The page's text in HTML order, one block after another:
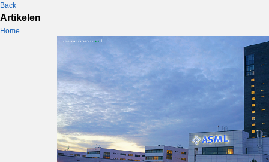
Back
Artikelen
Home